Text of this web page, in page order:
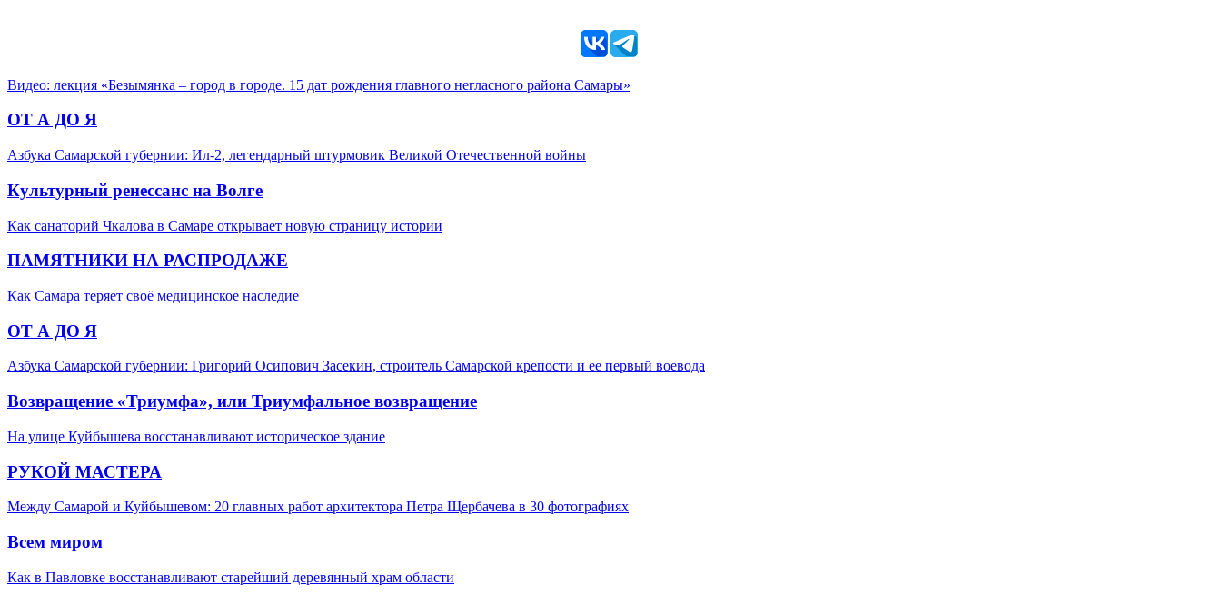
Видео: лекция «Безымянка – город в городе. 15 дат рождения главного негласного района Самары»
ОТ А ДО Я
Азбука Самарской губернии: Ил-2, легендарный штурмовик Великой Отечественной войны
Культурный ренессанс на Волге
Как санаторий Чкалова в Самаре открывает новую страницу истории
ПАМЯТНИКИ НА РАСПРОДАЖЕ
Как Самара теряет своё медицинское наследие
ОТ А ДО Я
Азбука Самарской губернии: Григорий Осипович Засекин, строитель Самарской крепости и ее первый воевода
Возвращение «Триумфа», или Триумфальное возвращение
На улице Куйбышева восстанавливают историческое здание
РУКОЙ МАСТЕРА
Между Самарой и Куйбышевом: 20 главных работ архитектора Петра Щербачева в 30 фотографиях
Всем миром
Как в Павловке восстанавливают старейший деревянный храм области